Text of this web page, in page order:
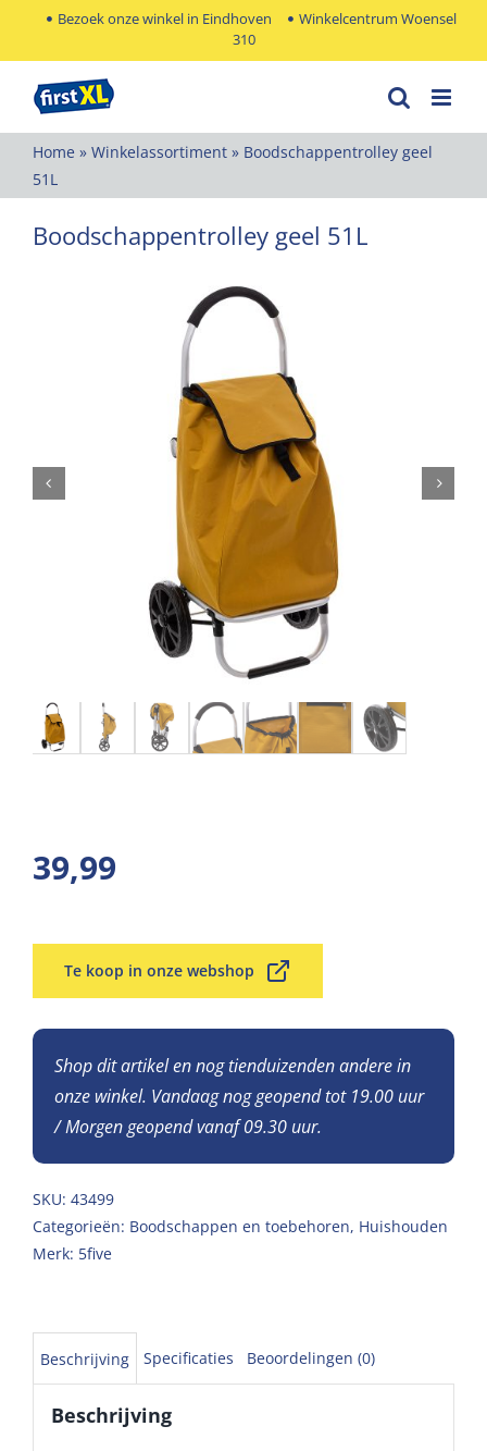
Bezoek onze winkel in Eindhoven
Winkelcentrum Woensel
310
Home » Winkelassortiment » Boodschappentrolley geel
51L
Boodschappentrolley geel 51L
39,99
Te koop in onze webshop
Shop dit artikel en nog tienduizenden andere in
onze winkel. Vandaag nog geopend tot 19.00 uur
/ Morgen geopend vanaf 09.30 uur.
SKU: 43499
Categorieën: Boodschappen en toebehoren, Huishouden
Merk: 5five
Beschrijving Specificaties Beoordelingen (0)
Beschrijving